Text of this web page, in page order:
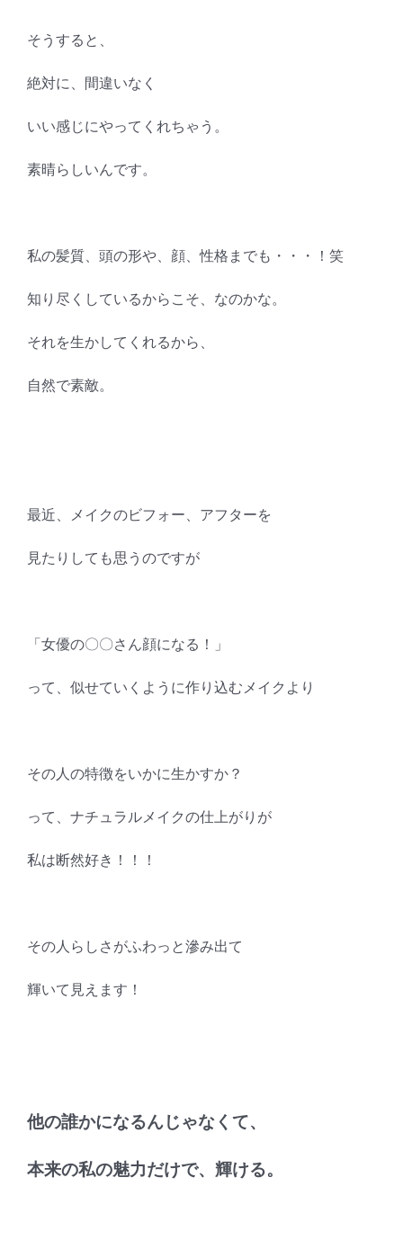
そうすると、
絶対に、間違いなく
いい感じにやってくれちゃう。
素晴らしいんです。
私の髪質、頭の形や、顔、性格までも・・・！笑
知り尽くしているからこそ、なのかな。
それを生かしてくれるから、
自然で素敵。
最近、メイクのビフォー、アフターを
見たりしても思うのですが
「女優の〇〇さん顔になる！」
って、似せていくように作り込むメイクより
その人の特徴をいかに生かすか？
って、ナチュラルメイクの仕上がりが
私は断然好き！！！
その人らしさがふわっと滲み出て
輝いて見えます！
他の誰かになるんじゃなくて、
本来の私の魅力だけで、輝ける。